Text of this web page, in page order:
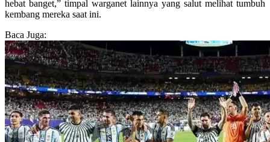
hebat banget,” timpal warganet lainnya yang salut melihat tumbuh
kembang mereka saat ini.
Baca Juga: